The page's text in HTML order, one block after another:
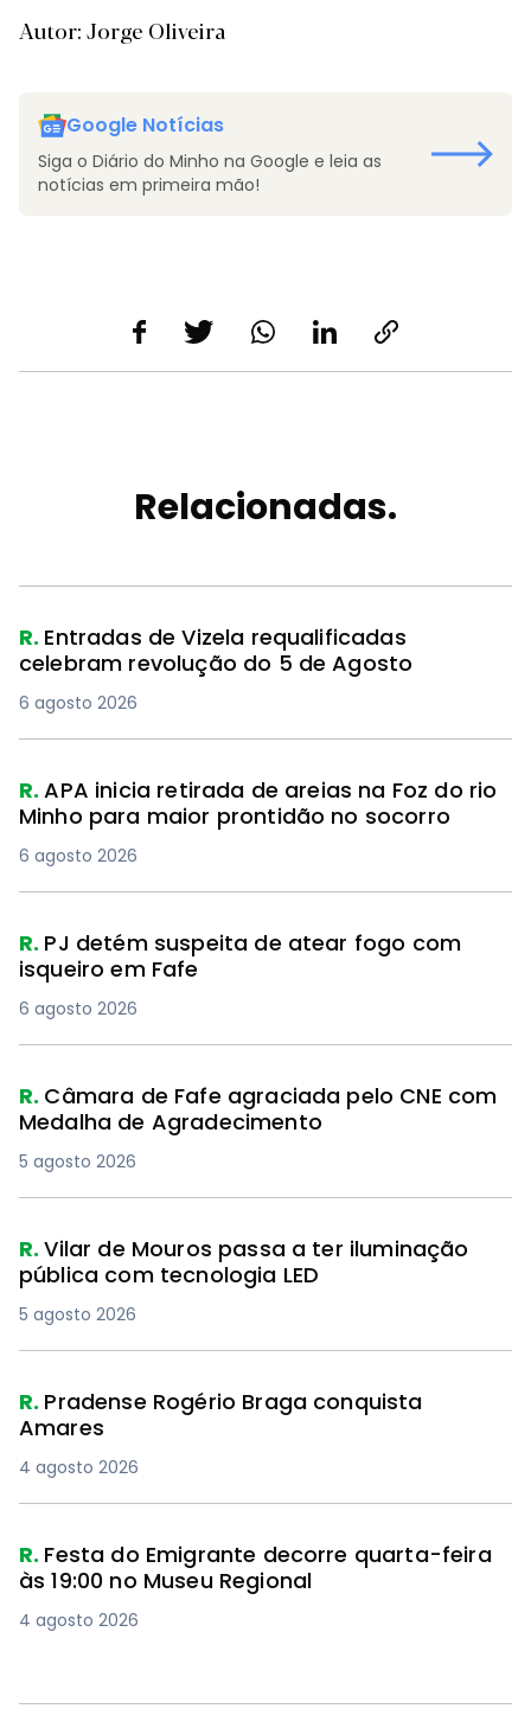
Autor: Jorge Oliveira
Google Notícias
Siga o Diário do Minho na Google e leia as
notícias em primeira mão!
Relacionadas.
R. Entradas de Vizela requalificadas
celebram revolução do 5 de Agosto
6 agosto 2026
R.APA inicia retirada de areias na Foz do rio
Minho para maior prontidão no socorro
6 agosto 2026
R. PJ detém suspeita de atear fogo com
isqueiro em Fafe
6 agosto 2026
R. Câmara de Fafe agraciada pelo CNE com
Medalha de Agradecimento
5 agosto 2026
R.Vilar de Mouros passa a ter iluminação
pública com tecnologia LED
5 agosto 2026
R. Pradense Rogério Braga conquista
Amares
4 agosto 2026
R. Festa do Emigrante decorre quarta-feira
às 19:00 no Museu Regional
4 agosto 2026